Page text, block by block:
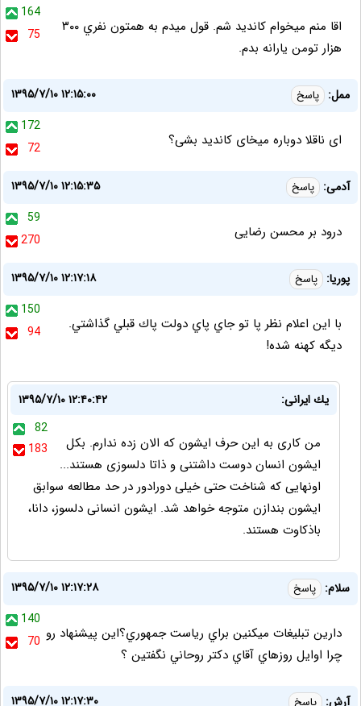
164
75
اقا منم ميخوام كانديد شم. قول ميدم به همتون نفري ٣٠٠
هزار تومن يارانه بدم.
ممل: پاسخ
۱۳۹۵/۷/۱۰ ۱۲:۱۵:۰۰
172
72
ای ناقلا دوباره میخای کاندید بشی؟
آدمی: پاسخ
۱۳۹۵/۷/۱۰ ۱۲:۱۵:۳۵
59
270
درود بر محسن رضایی
پوريا: پاسخ
۱۳۹۵/۷/۱۰ ۱۲:۱۷:۱۸
150
94
با اين اعلام نظر پا تو جاي پاي دولت پاك قبلي گذاشتي.
ديگه كهنه شده!
يك ايرانى:
۱۳۹۵/۷/۱۰ ۱۲:۴۰:۴۲
82
183
من كارى به اين حرف ايشون كه الان زده ندارم. بكل
ايشون انسان دوست داشتنى و ذاتا دلسوزى هستند...
اونهايى كه شناخت حتى خيلى دورادور در حد مطالعه سوابق
ايشون بندازن متوجه خواهد شد. ايشون انسانى دلسوز، دانا،
باذكاوت هستند.
سلام: پاسخ
۱۳۹۵/۷/۱۰ ۱۲:۱۷:۲۸
140
70 دارين تبليغات ميکنين براي رياست جمهوري؟اين پيشنهاد رو
چرا اوايل روزهاي آقاي دکتر روحاني نگفتين ؟
آرش: پاسخ
۱۳۹۵/۷/۱۰ ۱۲:۱۷:۳۰